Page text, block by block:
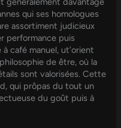
qui ses homologues
assortiment judicieux
performance puis
café manuel, ut’orient
de être, où la
sont valorisées. Cette
qui prôpas du tout un
du goût puis à